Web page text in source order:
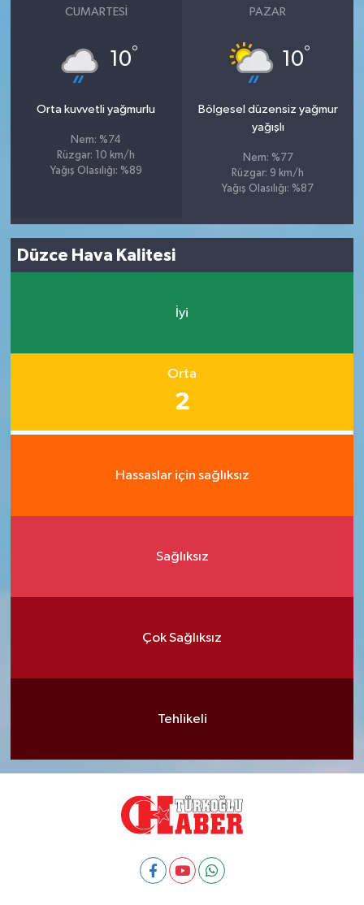
CUMARTESI
10°
Orta kuvvetli yağmurlu
Nem: %74
Rüzgar: 10 km/h
Yağış Olasılığı: %89
PAZAR
10°
Bölgesel düzensiz yağmur
yağışlı
Nem: %77
Rüzgar: 9 km/h
Yağış Olasılığı: %87
Düzce Hava Kalitesi
İyi
Orta
2
Hassaslar için sağlıksız
Sağlıksız
Çok Sağlıksız
Tehlikeli